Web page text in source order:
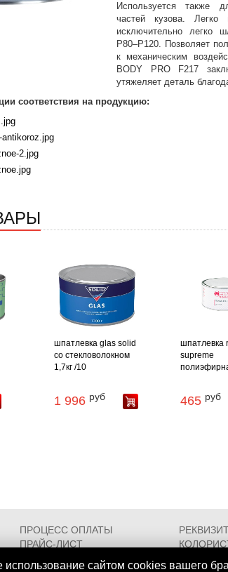
Используется также
частей кузова. Легко
исключительно легко
Р80–Р120. Позволяет
к механическим
BODY PRO F217
утяжеляет деталь
соответствия на продукцию:
2.jpg
шпатлевка glas solid
со стекловолокном
1,7кг /10
1 996 руб
шпатлевка
supreme
465 руб
сайтом cookies вашего
ПРОЦЕСС ОПЛАТЫ
ПРАЙС-ЛИСТ